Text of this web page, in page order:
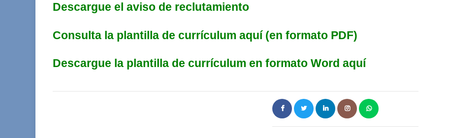
Descargue el aviso de reclutamiento
Consulta la plantilla de currículum aquí (en formato PDF)
Descargue la plantilla de currículum en formato Word aquí